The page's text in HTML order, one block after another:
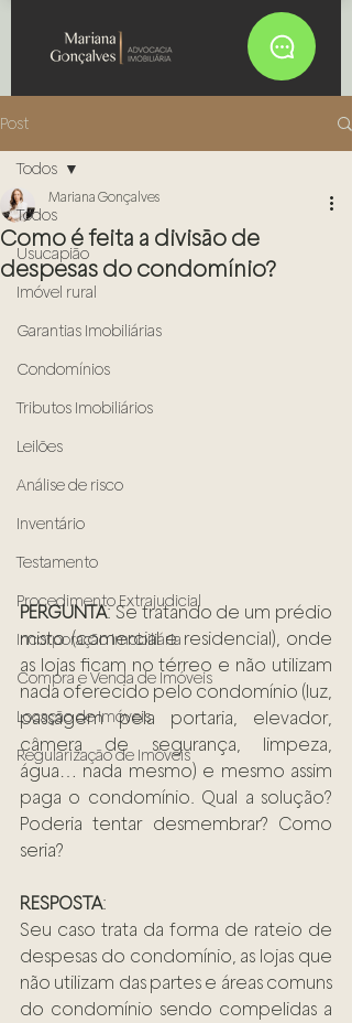
Post
Todos
Usucapião
Imóvel rural
Garantias Imobiliárias
Condomínios
Tributos Imobiliários
Leilões
Análise de risco
Inventário
Testamento
Procedimento Extrajudicial
Incorporação Imobiliária
Compra e Venda de Imóveis
Locação de Imóveis
Regularização de Imóveis
Todos
Como é feita a divisão de
despesas do condomínio?
Mariana Gonçalves
PERGUNTA: Se tratando de um prédio
misto (comercial e residencial), onde
as lojas ficam no térreo e não utilizam
nada oferecido pelo condomínio (luz,
passagem pela portaria, elevador,
câmera de segurança, limpeza,
água… nada mesmo) e mesmo assim
paga o condomínio. Qual a solução?
Poderia tentar desmembrar? Como
seria?
RESPOSTA:
Seu caso trata da forma de rateio de
despesas do condomínio, as lojas que
não utilizam das partes e áreas comuns
do condomínio sendo compelidas a